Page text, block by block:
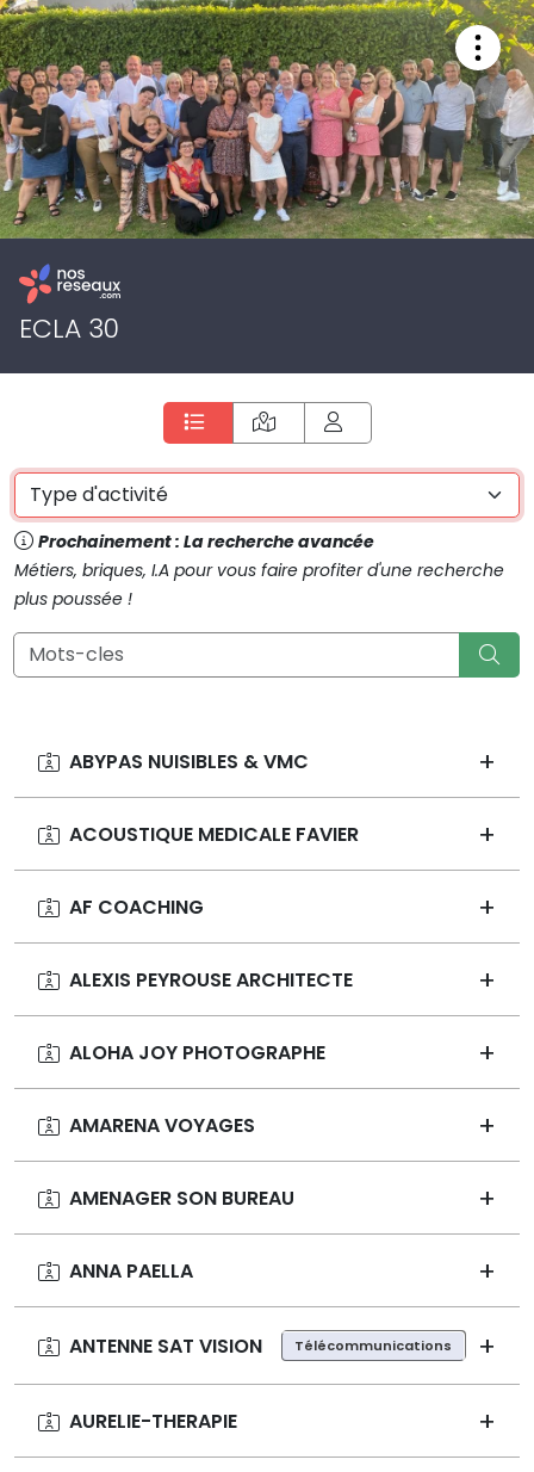
ECLA 30
Prochainement : La recherche avancée
Métiers, briques, I.A pour vous faire profiter d'une recherche
plus poussée !
ABYPAS NUISIBLES & VMC
ACOUSTIQUE MEDICALE FAVIER
AF COACHING
ALEXIS PEYROUSE ARCHITECTE
ALOHA JOY PHOTOGRAPHE
AMARENA VOYAGES
AMENAGER SON BUREAU
ANNA PAELLA
ANTENNE SAT VISION Télécommunications
AURELIE-THERAPIE
Panneau de gestion des cookies